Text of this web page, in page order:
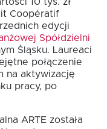
Coopératif
edycji
Spółdzielni
Śląsku. Laureaci
połączenie
na aktywizację
pracy, po
ARTE została